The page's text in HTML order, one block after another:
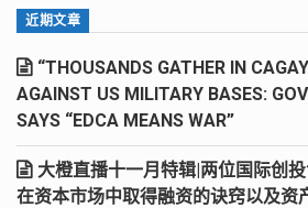
近期文章
“THOUSANDS GATHER IN
AGAINST US MILITARY BASES:
SAYS “EDCA MEANS WAR”
大橙直播十一月特辑|两位国际创
在资本市场中取得融资的诀窍以及资